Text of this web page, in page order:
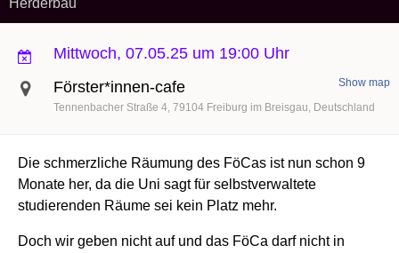
Mittwoch, 07.05.25 um 19:00 Uhr
Förster*innen-cafe
Tennenbacher Straße 4 79104 Freiburg im Breisgau Deutschland
Show map
Die schmerzliche Räumung des FöCas ist nun schon 9
Monate her, da die Uni sagt für selbstverwaltete
studierenden Räume sei kein Platz mehr.
Doch wir geben nicht auf und das FöCa darf nicht in